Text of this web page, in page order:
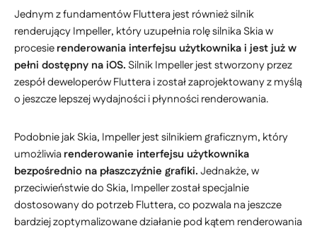
Jednym z fundamentów Fluttera jest również silnik
renderujący Impeller, który uzupełnia rolę silnika Skia w
procesierenderowania interfejsu użytkownika i jest już w
pełni dostępny na iOS.Silnik Impeller jest stworzony przez
zespół deweloperów Fluttera i został zaprojektowany z myślą
o jeszcze lepszej wydajności i płynności renderowania.
Podobnie jak Skia, Impeller jest silnikiem graficznym, który
umożliwiarenderowanie interfejsu użytkownika
bezpośrednio na płaszczyźnie grafiki.Jednakże, w
przeciwieństwie do Skia, Impeller został specjalnie
dostosowany do potrzeb Fluttera, co pozwala na jeszcze
bardziej zoptymalizowane działanie pod kątem renderowania